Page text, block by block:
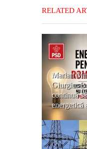
RELATED
Marian
Giurgiu:
continuă
energetică